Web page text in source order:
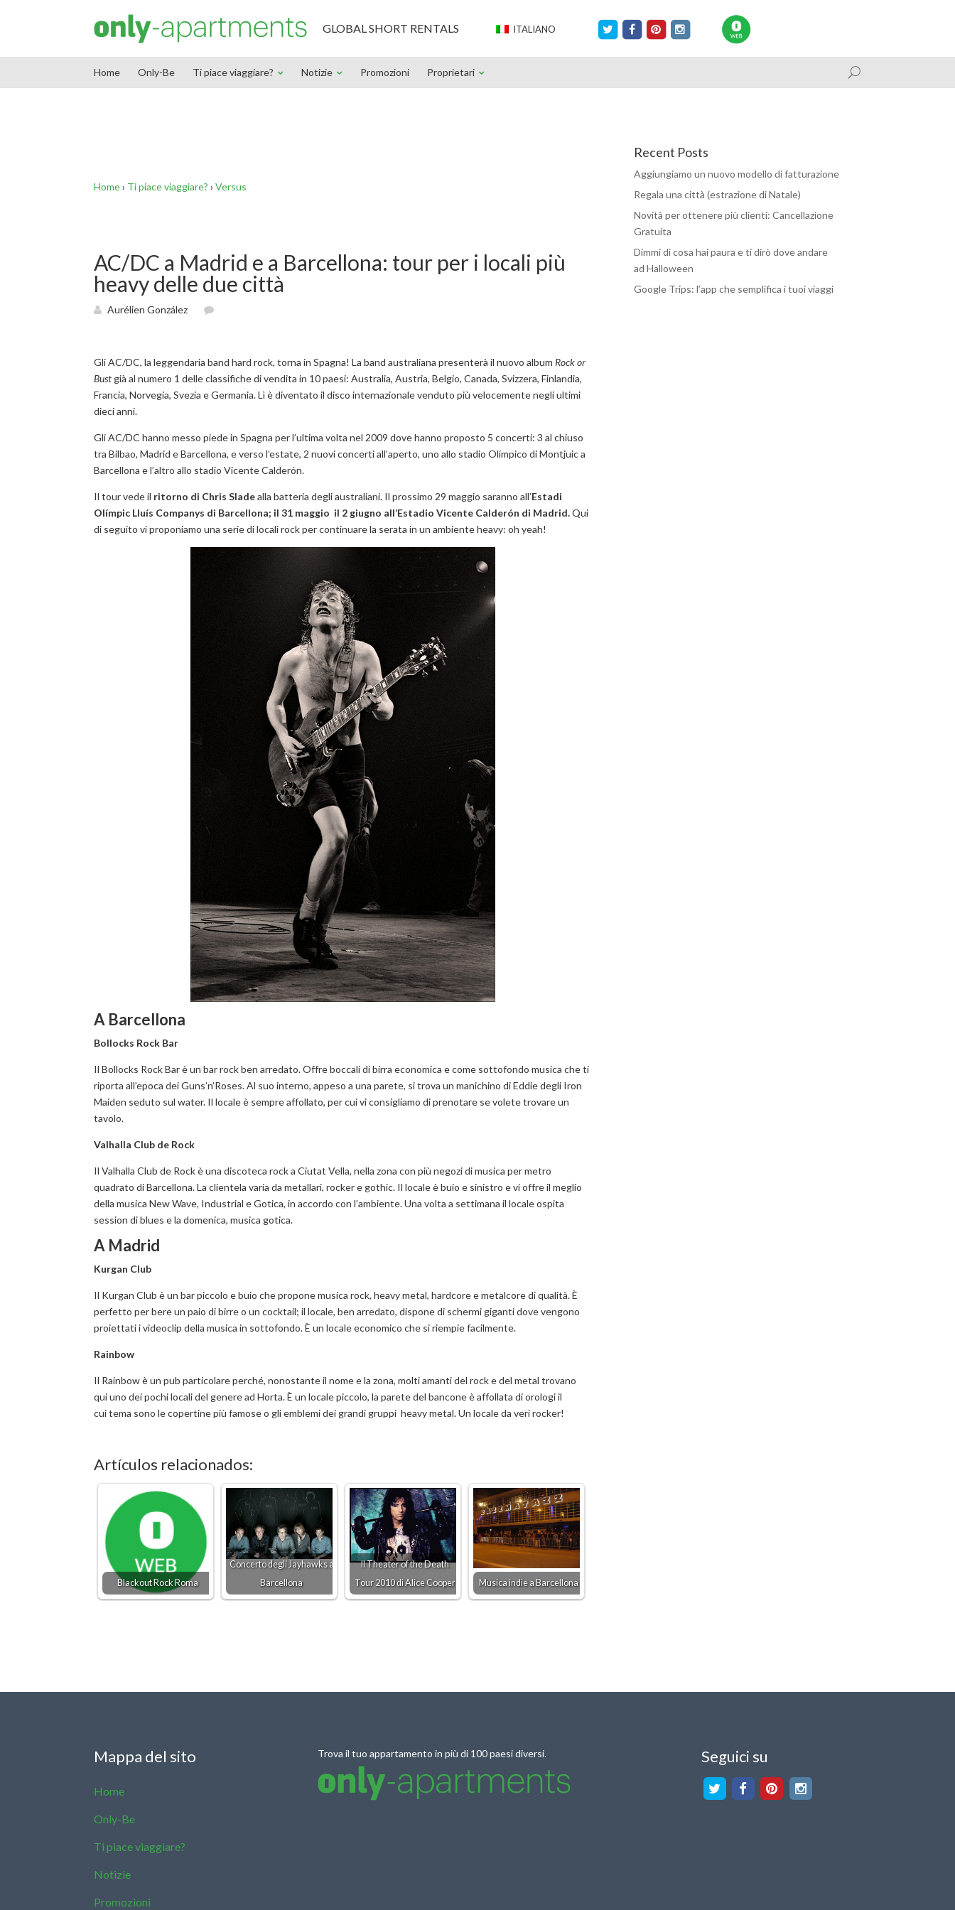
GLOBAL SHORT RENTALS ITALIANO
Home Only-Be Ti piace viaggiare? Notizie Promozioni Proprietari
Home› Ti piace viaggiare? › Versus
AC/DC a Madrid e a Barcellona: tour per i locali più
heavy delle due città
Aurélien González
Gli AC/DC, la leggendaria band hard rock, torna in Spagna! La band australiana presenterà il nuovo album Rock or
Bust già al numero 1 delle classifiche di vendita in 10 paesi: Australia, Austria, Belgio, Canada, Svizzera, Finlandia,
Francia, Norvegia, Svezia e Germania. Lì è diventato il disco internazionale venduto più velocemente negli ultimi
dieci anni.
Gli AC/DC hanno messo piede in Spagna per l’ultima volta nel 2009 dove hanno proposto 5 concerti: 3 al chiuso
tra Bilbao, Madrid e Barcellona, e verso l’estate, 2 nuovi concerti all’aperto, uno allo stadio Olímpico di Montjuic a
Barcellona e l’altro allo stadio Vicente Calderón.
Il tour vede il ritorno di Chris Sladealla batteria degli australiani. Il prossimo 29 maggio saranno all’Estadi
Olímpic Lluís Companys di Barcellona; il 31 maggio il 2 giugno all’Estadio Vicente Calderón di Madrid.Qui
di seguito vi proponiamo una serie di locali rock per continuare la serata in un ambiente heavy: oh yeah!
A Barcellona
Bollocks Rock Bar
Il Bollocks Rock Bar è un bar rock ben arredato. Offre boccali di birra economica e come sottofondo musica che ti
riporta all’epoca dei Guns’n’Roses. Al suo interno, appeso a una parete, si trova un manichino di Eddie degli Iron
Maiden seduto sul water. Il locale è sempre affollato, per cui vi consigliamo di prenotare se volete trovare un
tavolo.
Valhalla Club de Rock
Il Valhalla Club de Rock è una discoteca rock a Ciutat Vella, nella zona con più negozi di musica per metro
quadrato di Barcellona. La clientela varia da metallari, rocker e gothic. Il locale è buio e sinistro e vi offre il meglio
della musica New Wave, Industrial e Gotica, in accordo con l’ambiente. Una volta a settimana il locale ospita
session di blues e la domenica, musica gotica.
A Madrid
Kurgan Club
Il Kurgan Club è un bar piccolo e buio che propone musica rock, heavy metal, hardcore e metalcore di qualità. È
perfetto per bere un paio di birre o un cocktail; il locale, ben arredato, dispone di schermi giganti dove vengono
proiettati i videoclip della musica in sottofondo. È un locale economico che si riempie facilmente.
Rainbow
Il Rainbow è un pub particolare perché, nonostante il nome e la zona, molti amanti del rock e del metal trovano
qui uno dei pochi locali del genere ad Horta. È un locale piccolo, la parete del bancone è affollata di orologi il
cui tema sono le copertine più famose o gli emblemi dei grandi gruppi heavy metal. Un locale da veri rocker!
Artículos relacionados:
Blackout Rock Roma
Concerto degli Jayhawks a
Barcellona
Il Theater of the Death
Tour 2010 di Alice Cooper
Musica indie a Barcellona
Recent Posts
Aggiungiamo un nuovo modello di fatturazione
Regala una città (estrazione di Natale)
Novità per ottenere più clienti: Cancellazione
Gratuita
Dimmi di cosa hai paura e ti dirò dove andare
ad Halloween
Google Trips: l’app che semplifica i tuoi viaggi
Mappa del sito
Home
Only-Be
Ti piace viaggiare?
Notizie
Promozioni
Trova il tuo appartamento in più di 100 paesi diversi. Seguici su